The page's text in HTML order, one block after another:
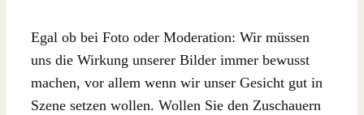
Egal ob bei Foto oder Moderation: Wir müssen
uns die Wirkung unserer Bilder immer bewusst
machen, vor allem wenn wir unser Gesicht gut in
Szene setzen wollen. Wollen Sie den Zuschauern